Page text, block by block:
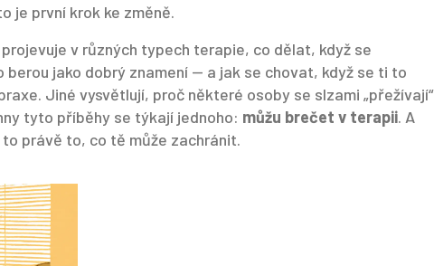
je první krok ke změně.
v různých typech terapie, co dělat, když se
jako dobrý znamení — a jak se chovat, když se ti to
Jiné vysvětlují, proč některé osoby se slzami „přežívají“
tyto příběhy se týkají jednoho: můžu brečet v terapii. A
právě to, co tě může zachránit.